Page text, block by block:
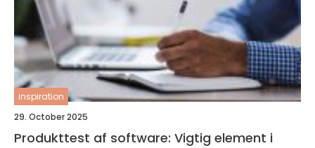
inspiration
29. October 2025
Produkttest af software: Vigtig element i